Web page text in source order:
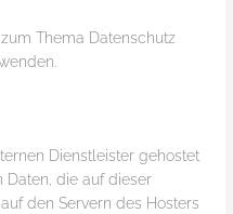
Thema Datenschutz
Dienstleister gehostet
Daten, die auf dieser
den Servern des Hosters